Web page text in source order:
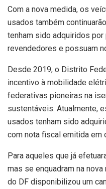
Com a nova medida, os
usados também
tenham sido adquiridos
revendedores e possuam
Desde 2019, o Distrito
incentivo à mobilidade
federativas pioneiras na
sustentáveis. Atualmente,
usados tenham sido
com nota fiscal emitida em
Para aqueles que já
mas se enquadram na
do DF disponibilizou um